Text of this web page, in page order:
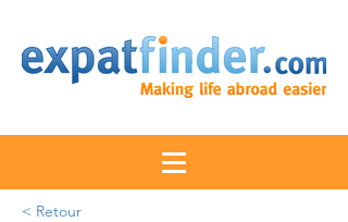
< Retour